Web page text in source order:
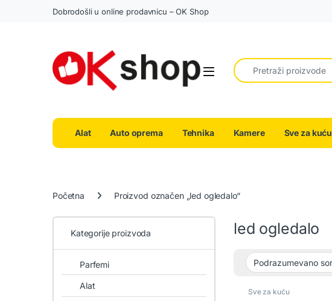
Dobrodošli u online prodavnicu – OK Shop
Search for:
Alat Auto oprema Tehnika Kamere Sve za kuću
Početna Proizvod označen „led ogledalo“
led ogledalo
Sve za kuću
Kategorije proizvoda
Parfemi
Alat